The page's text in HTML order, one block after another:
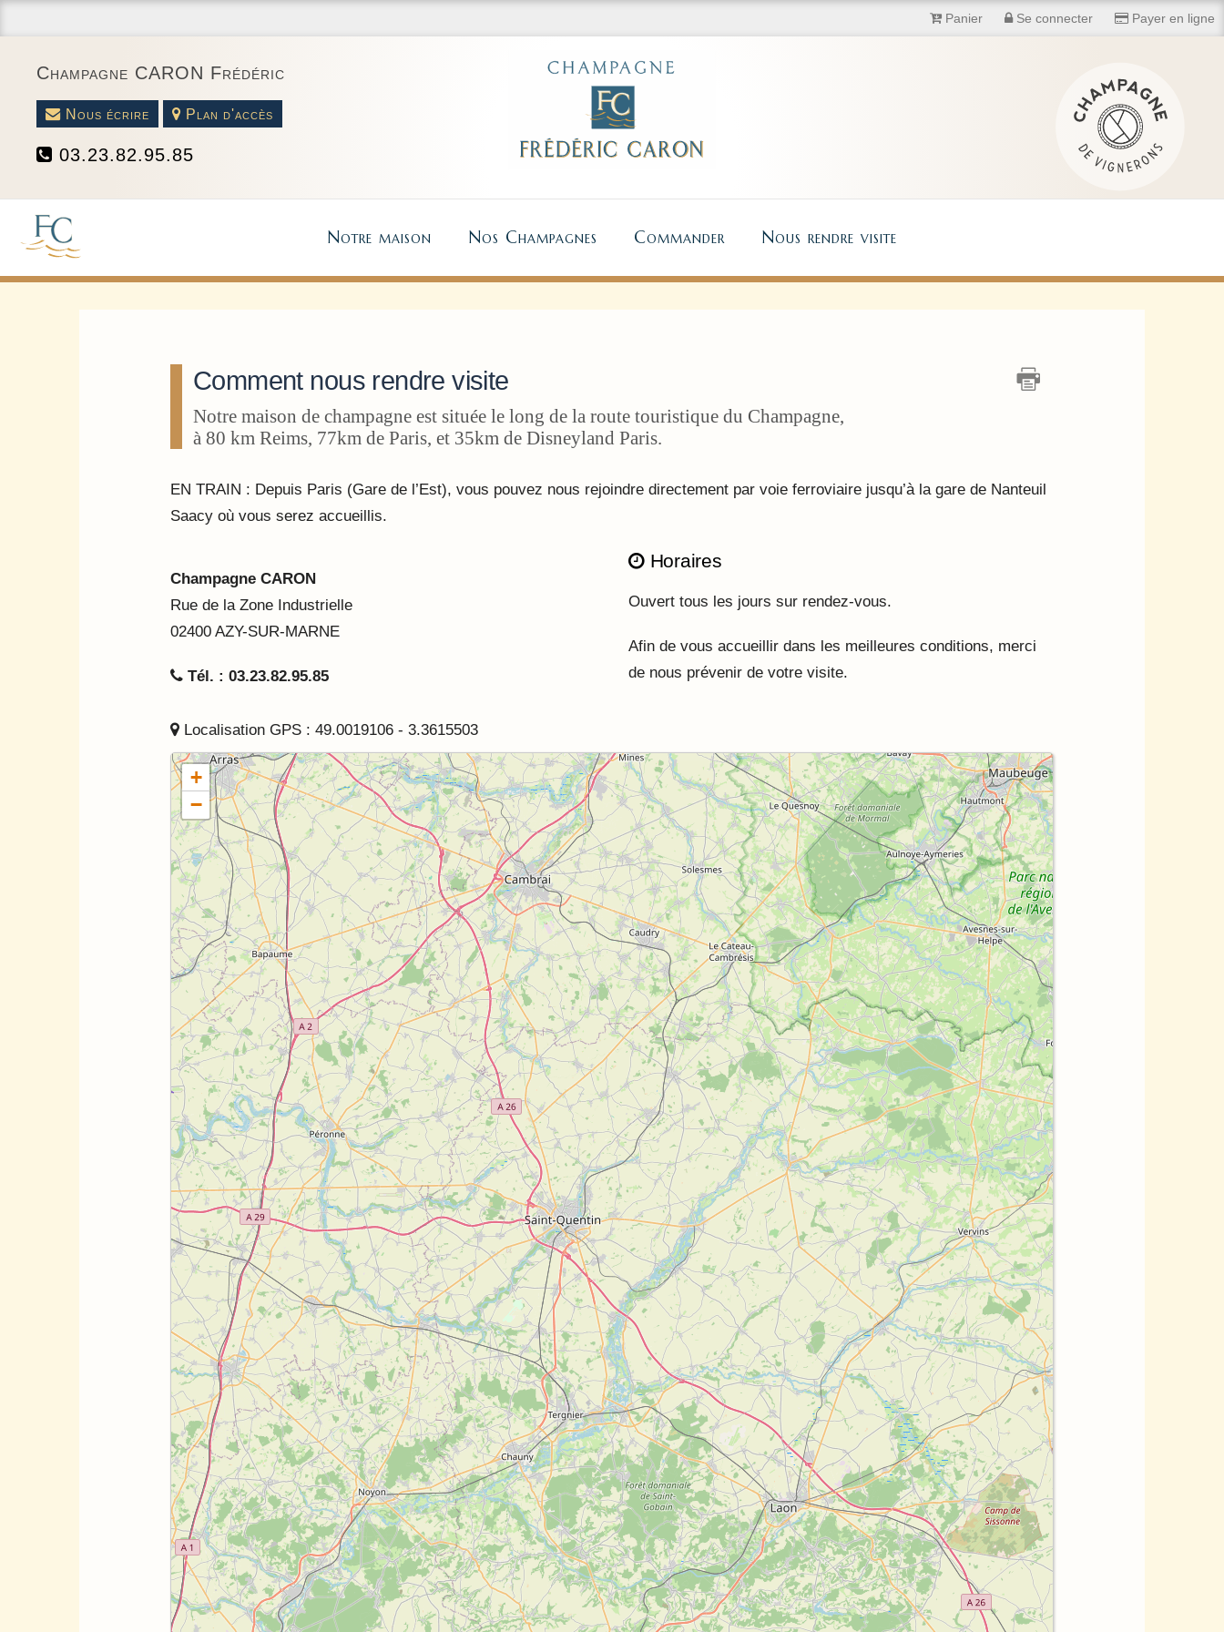
Panier Se connecter Payer en ligne
Champagne CARON Frédéric
Nous écrire Plan d'accès
03.23.82.95.85
Notre maison Nos Champagnes Commander Nous rendre visite
Comment nous rendre visite
Notre maison de champagne est située le long de la route touristique du Champagne,
à 80 km Reims, 77km de Paris, et 35km de Disneyland Paris.
EN TRAIN : Depuis Paris (Gare de l’Est), vous pouvez nous rejoindre directement par voie ferroviaire jusqu’à la gare de Nanteuil
Saacy où vous serez accueillis.
Champagne CARON
Rue de la Zone Industrielle
02400 AZY-SUR-MARNE
Tél. : 03.23.82.95.85
Horaires
Ouvert tous les jours sur rendez-vous.
Afin de vous accueillir dans les meilleures conditions, merci
de nous prévenir de votre visite.
Localisation GPS : 49.0019106 - 3.3615503
+
−